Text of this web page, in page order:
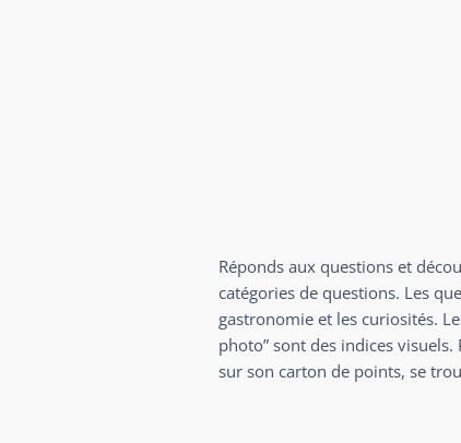
Réponds aux questions et
catégories de questions. Les
gastronomie et les curiosités.
photo” sont des indices
sur son carton de points, se